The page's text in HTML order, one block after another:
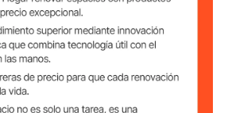
Q235
38,6 libras / 17,5 kg
100 x 41,3 x 4,3 pulgadas /
2540 x 1050 x 110 mm